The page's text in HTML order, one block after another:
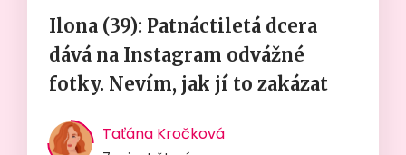
Ilona (39): Patnáctiletá dcera
dává na Instagram odvážné
fotky. Nevím, jak jí to zakázat
Taťána Kročková